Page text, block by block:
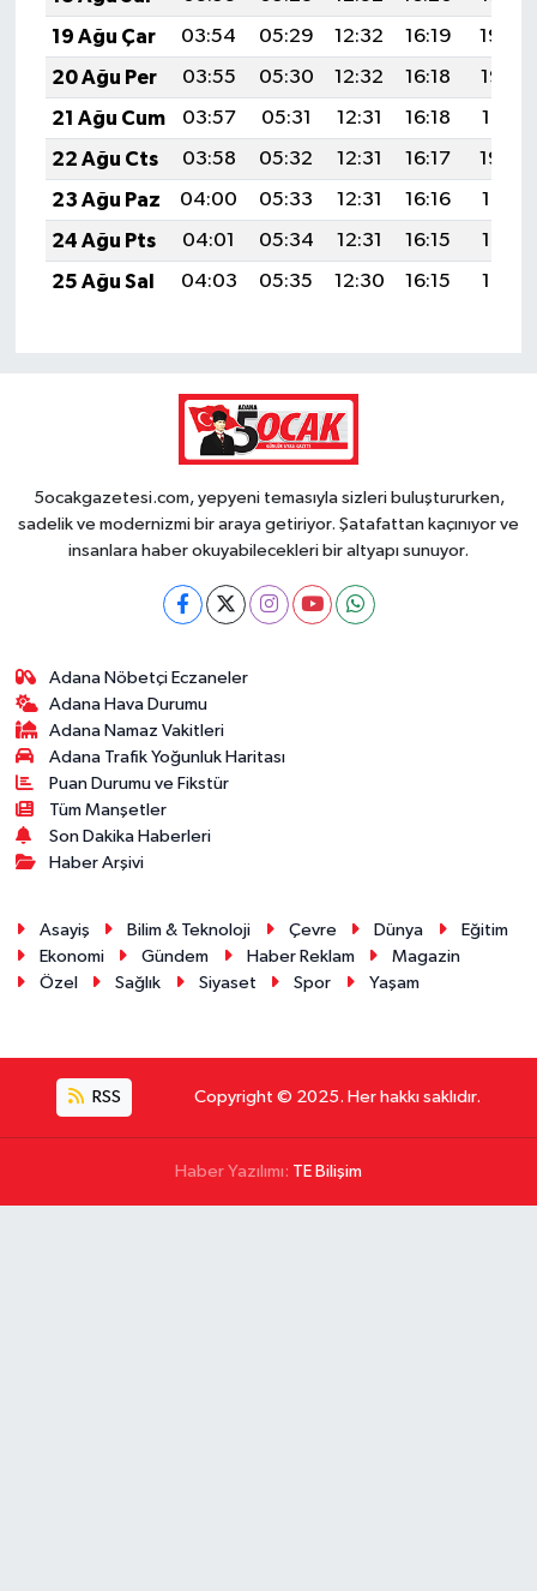
19 Ağu Çar
03:54 05:29 12:32 16:19
19:24
20 Ağu Per
03:55 05:30 12:32 16:18
19:23
21 Ağu Cum
03:57 05:31 12:31 16:18
19:21
22 Ağu Cts
03:58 05:32 12:31 16:17
19:20
23 Ağu Paz
04:00 05:33 12:31 16:16
19:18
24 Ağu Pts
04:01 05:34 12:31 16:15
19:17
25 Ağu Sal
04:03 05:35 12:30 16:15 19:15
5ocakgazetesi.com, yepyeni temasıyla sizleri buluştururken,
sadelik ve modernizmi bir araya getiriyor. Şatafattan kaçınıyor ve
insanlara haber okuyabilecekleri bir altyapı sunuyor.
Adana Nöbetçi Eczaneler
Adana Hava Durumu
Adana Namaz Vakitleri
Adana Trafik Yoğunluk Haritası
Puan Durumu ve Fikstür
Tüm Manşetler
Son Dakika Haberleri
Haber Arşivi
Asayiş Bilim & Teknoloji Çevre Dünya
Eğitim
Ekonomi
Gündem Haber Reklam
Magazin
Özel
Sağlık Siyaset Spor Yaşam
RSS Copyright © 2025. Her hakkı saklıdır.
Haber Yazılımı: TE Bilişim